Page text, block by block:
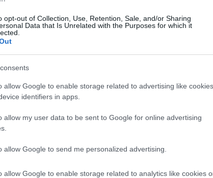
opt-out of Collection, Use, Retention, Sale, and/or Sharing
Data that Is Unrelated with the Purposes for which it
allow Google to enable storage related to advertising like
identifiers in apps.
allow my user data to be sent to Google for online advertising
allow Google to send me personalized advertising.
allow Google to enable storage related to analytics like cookies
a régi életünk egy darabját. És,
legyen, ezért az őket terhelő
körül számíthatunk arra, hogy hosszú idő után
Frissítés: ez a cikk április 14-én jelent meg, 22-
a teraszok, a szálláshelyek,
lehetséges